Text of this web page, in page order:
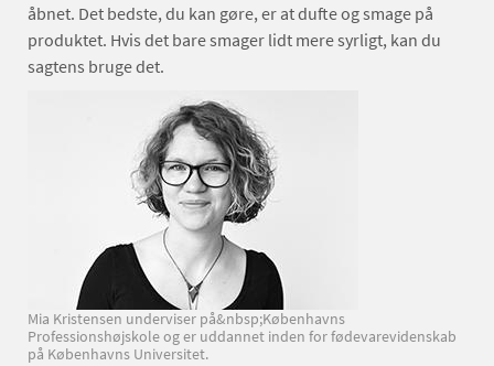
åbnet. Det bedste, du kan gøre, er at dufte og smage på
produktet. Hvis det bare smager lidt mere syrligt, kan du
sagtens bruge det.
Mia Kristensen underviser på&nbsp;Københavns
Professionshøjskole og er uddannet inden for fødevarevidenskab
på Københavns Universitet.